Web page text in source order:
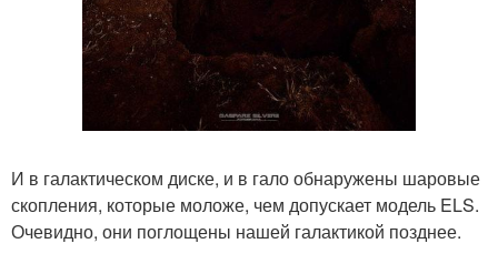
И в галактическом диске, и в гало обнаружены шаровые
скопления, которые моложе, чем допускает модель ELS.
Очевидно, они поглощены нашей галактикой позднее.